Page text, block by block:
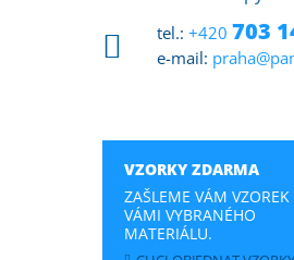
tel.: +420 703
e-mail:
VZORKY ZDARMA
ZAŠLEME VÁM VZOREK
VÁMI VYBRANÉHO
MATERIÁLU.